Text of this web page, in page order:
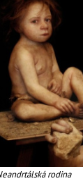
rodina